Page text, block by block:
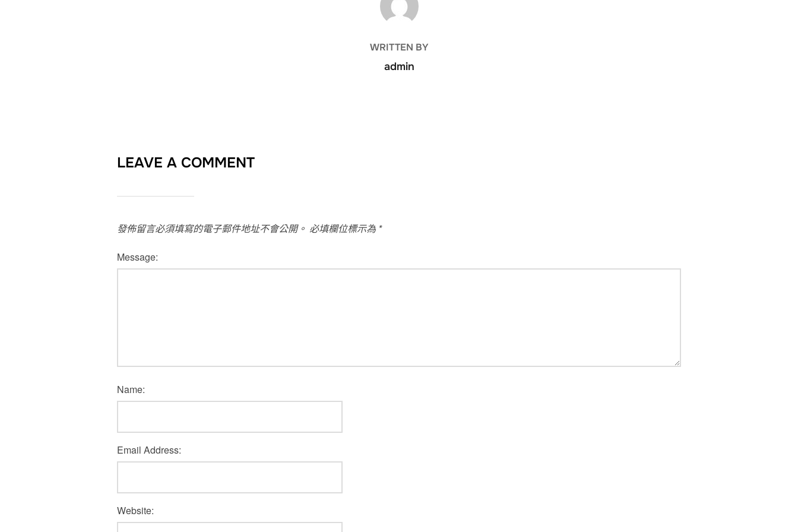
WRITTEN BY
admin
LEAVE A COMMENT
發佈留言必須填寫的電子郵件地址不會公開。 必填欄位標示為 *
Message:
Name:
Email Address:
Website: